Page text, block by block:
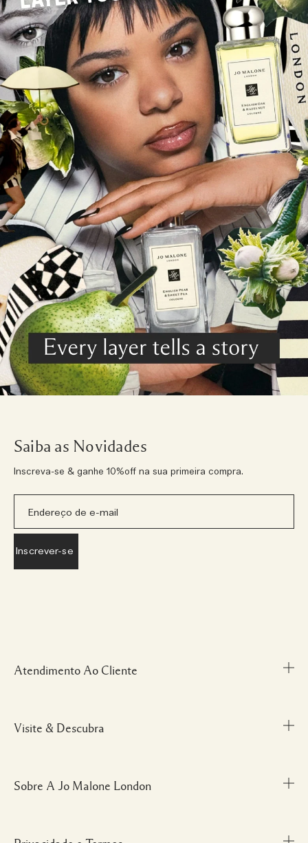
Saiba as Novidades
Inscreva-se & ganhe 10%off na sua primeira compra.
Atendimento Ao Cliente
Meu Perfil
Personal Shopper
Visite & Descubra
Descubra uma Fragrância
Sobre A Jo Malone London